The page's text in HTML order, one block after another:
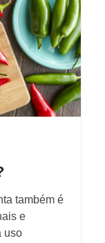
também é
e
uso